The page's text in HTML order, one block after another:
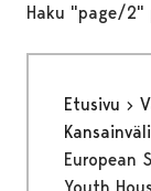
Haku "page/
Etusivu
European